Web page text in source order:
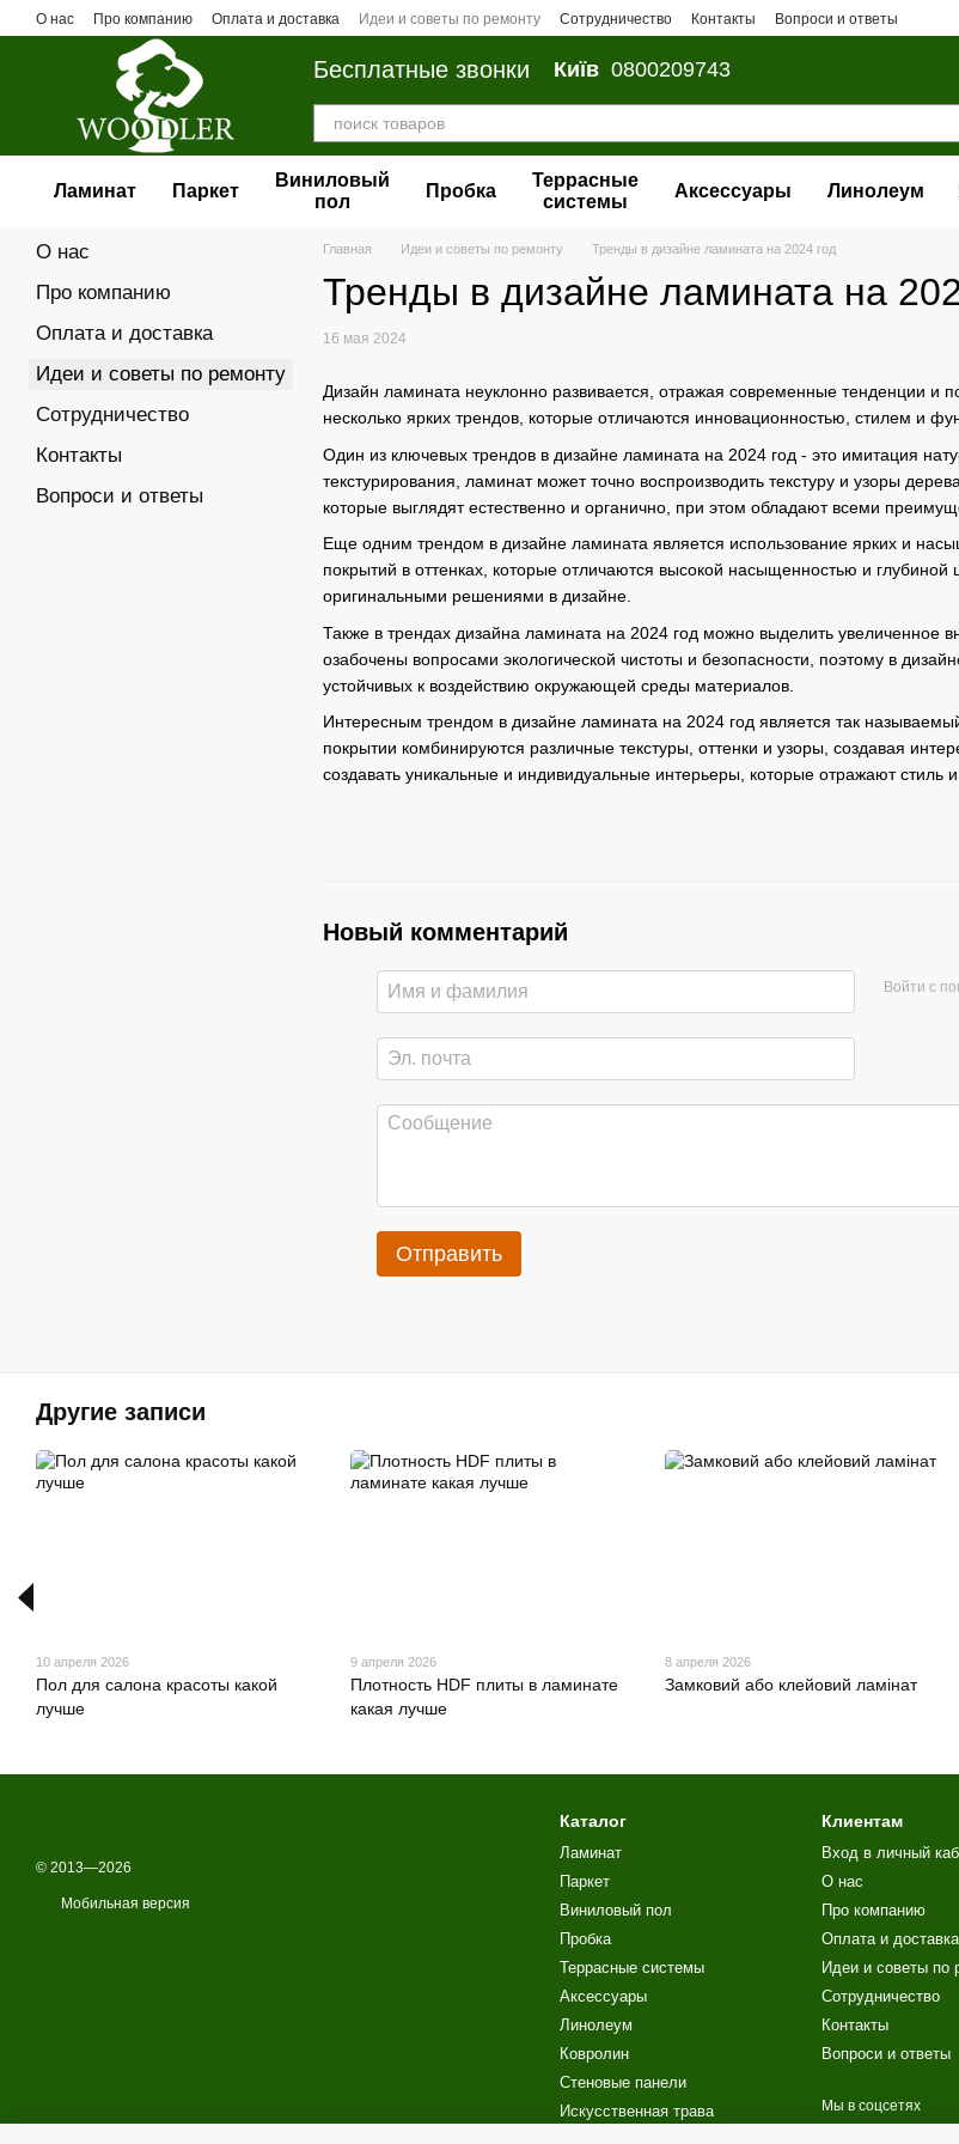
Перейти к основному контенту
О нас Про компанию Оплата и доставка Идеи и советы по ремонту Сотрудничество Контакты Вопроси и ответы
Бесплатные звонки Київ 0800209743
Ламинат Паркет
Виниловый
пол
Пробка
Террасные
системы
Аксессуары Линолеум
Главная Идеи и советы по ремонту Тренды в дизайне ламината на 2024 год
Тренды в дизайне ламината на
16 мая 2024
Дизайн ламината неуклонно развивается, отражая современные тенденции и
несколько ярких трендов, которые отличаются инновационностью, стилем и
Один из ключевых трендов в дизайне ламината на 2024 год - это имитация
текстурирования, ламинат может точно воспроизводить текстуру и узоры
которые выглядят естественно и органично, при этом обладают всеми
Еще одним трендом в дизайне ламината является использование ярких и
покрытий в оттенках, которые отличаются высокой насыщенностью и
оригинальными решениями в дизайне.
Также в трендах дизайна ламината на 2024 год можно выделить увеличенное
озабочены вопросами экологической чистоты и безопасности, поэтому в
устойчивых к воздействию окружающей среды материалов.
Интересным трендом в дизайне ламината на 2024 год является так
покрытии комбинируются различные текстуры, оттенки и узоры, создавая
создавать уникальные и индивидуальные интерьеры, которые отражают стиль и
Новый комментарий
Войти с
Отправить
О нас
Про компанию
Оплата и доставка
Идеи и советы по ремонту
Сотрудничество
Контакты
Вопроси и ответы
Другие записи
10 апреля 2026
Пол для салона красоты какой
лучше
9 апреля 2026
Плотность HDF плиты в ламинате
какая лучше
8 апреля 2026
Замковий або клейовий ламінат
© 2013—2026
Мобильная версия
Каталог
Ламинат
Паркет
Виниловый пол
Пробка
Террасные системы
Аксессуары
Линолеум
Ковролин
Стеновые панели
Искусственная трава
Клиентам
Вход в личный
О нас
Про компанию
Оплата и доставка
Идеи и советы по
Сотрудничество
Контакты
Вопроси и ответы
Мы в соцсетях